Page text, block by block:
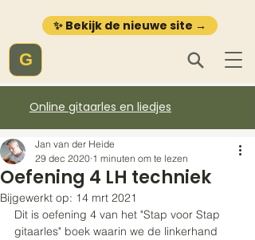
✨ Bekijk de nieuwe site →
G
Online gitaarles en liedjes
Oefening 4 LH techniek
Jan van der Heide
29 dec 2020 1 minuten om te lezen
Bijgewerkt op: 14 mrt 2021
Dit is oefening 4 van het "Stap voor Stap
gitaarles" boek waarin we de linkerhand